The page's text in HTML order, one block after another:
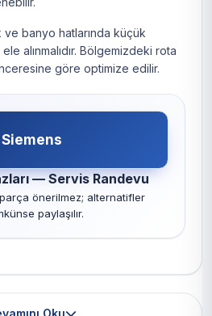
ve banyo hatlarında küçük
alınmalıdır. Bölgemizdeki rota
göre optimize edilir.
Siemens
— Servis Randevu
önerilmez; alternatifler
paylaşılır.